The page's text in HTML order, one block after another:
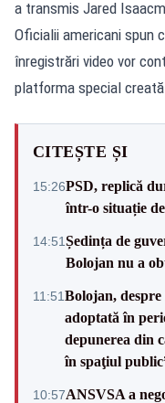
a transmis Jared
Oficialii americani spun
înregistrări video vor
platforma special
CITEȘTE ȘI
15:26PSD, replică
într-o situație
14:51Ședința de
Bolojan nu a
11:51Bolojan,
adoptată în
depunerea din
în spaţiul
10:57ANSVSA a